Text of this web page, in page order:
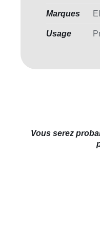
Marques
Usage
Vous serez